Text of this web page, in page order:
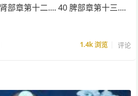
部章第十二.... 40 脾部章第十三....
1.4k浏览 评论